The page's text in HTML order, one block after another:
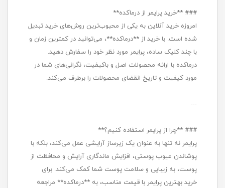
### **خرید پرایمر از درماکده**
امروزه خرید آنلاین به یکی از محبوب‌ترین روش‌های خرید تبدیل
شده است. با خرید از **درماکده**، می‌توانید در کمترین زمان و
با چند کلیک ساده، پرایمر مورد نظر خود را سفارش دهید.
درماکده با ارائه محصولات اصل و باکیفیت، نگرانی‌های شما در
مورد کیفیت و تاریخ انقضای محصولات را برطرف می‌کند.
---
### **چرا از پرایمر استفاده کنیم؟**
پرایمر نه تنها به عنوان یک زیرساز آرایشی عمل می‌کند، بلکه با
پوشاندن عیوب پوستی، افزایش ماندگاری آرایش و محافظت از
پوست، به زیبایی و سلامت پوست شما کمک می‌کند. برای
خرید بهترین پرایمر با قیمت مناسب، به **درماکده** مراجعه